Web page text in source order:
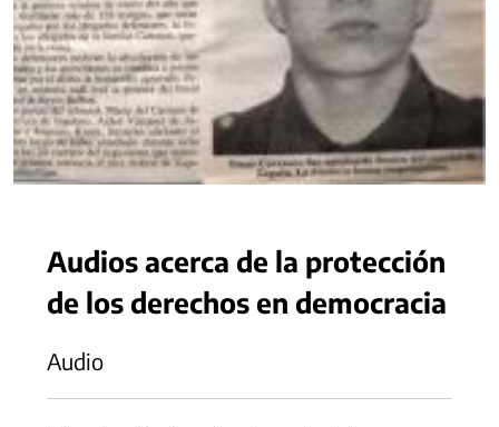
Audios acerca de la protección
de los derechos en democracia
Audio